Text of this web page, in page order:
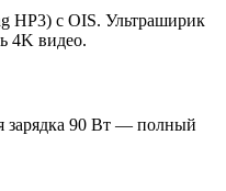
HP3) с OIS. Ультраширик
4K видео.
зарядка 90 Вт — полный